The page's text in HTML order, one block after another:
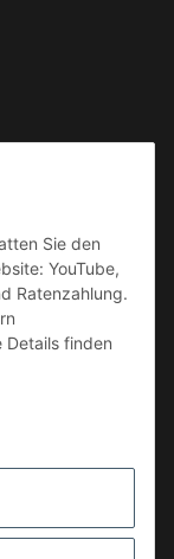
Sie den
YouTube,
Ratenzahlung.
Details finden